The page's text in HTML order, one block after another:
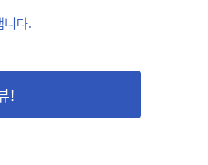
니다.
!